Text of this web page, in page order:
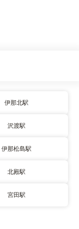
伊那北駅
沢渡駅
伊那松島駅
北殿駅
宮田駅